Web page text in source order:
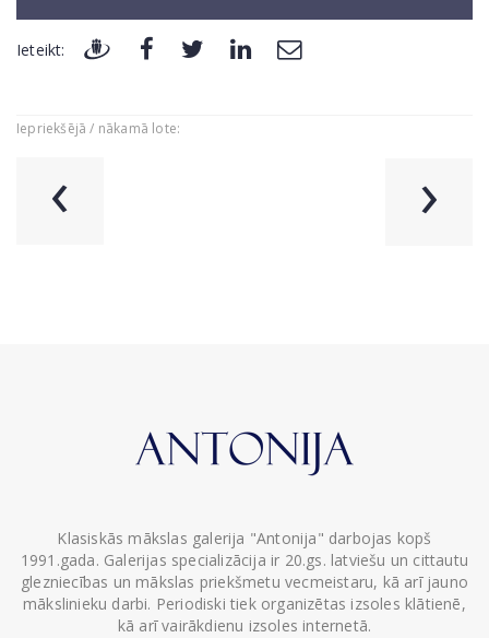
Ieteikt:
Iepriekšējā / nākamā lote:
‹ ›
Klasiskās mākslas galerija "Antonija" darbojas kopš
1991.gada. Galerijas specializācija ir 20.gs. latviešu un cittautu
glezniecības un mākslas priekšmetu vecmeistaru, kā arī jauno
mākslinieku darbi. Periodiski tiek organizētas izsoles klātienē,
kā arī vairākdienu izsoles internetā.